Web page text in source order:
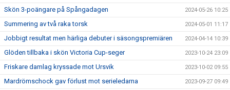
Skön 3-poängare på Spångadagen 2024-05-26 10:25
Summering av två raka torsk 2024-05-01 11:17
Jobbigt resultat men härliga debuter i säsongspremiären 2024-04-14 10:39
Glöden tillbaka i skön Victoria Cup-seger 2023-10-24 23:09
Friskare damlag kryssade mot Ursvik 2023-10-02 09:55
Mardrömschock gav förlust mot serieledarna 2023-09-27 09:49